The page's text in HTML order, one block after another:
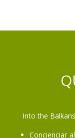
Into the
Concienciar